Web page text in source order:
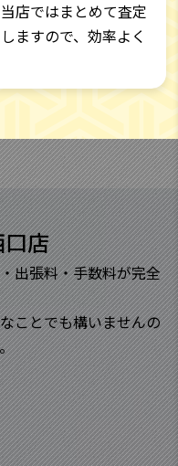
店ではまとめて査定
ますので、効率よく
店
出張料・手数料が完全
ことでも構いませんの